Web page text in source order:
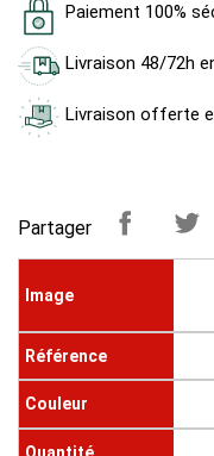
Paiement 100%
Livraison 48/72h
Livraison offerte
Partager